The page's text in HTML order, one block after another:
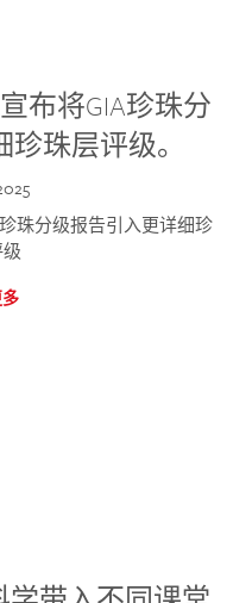
布将GIA珍珠分
珠层评级。
珠分级报告引入更详细珍